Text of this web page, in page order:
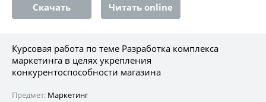
Скачать Читать online
Курсовая работа по теме Разработка комплекса
маркетинга в целях укрепления
конкурентоспособности магазина
Предмет: Маркетинг